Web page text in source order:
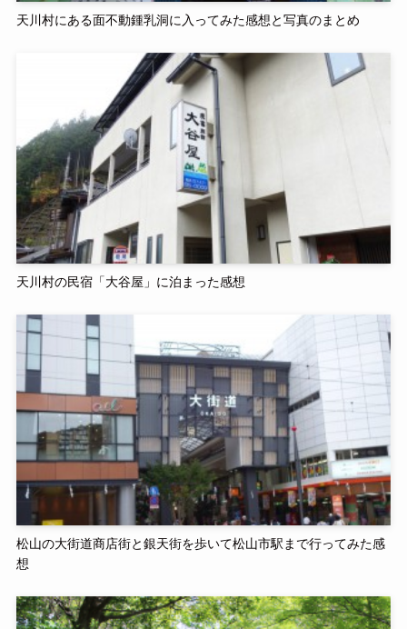
天川村にある面不動鍾乳洞に入ってみた感想と写真のまとめ
天川村の民宿「大谷屋」に泊まった感想
松山の大街道商店街と銀天街を歩いて松山市駅まで行ってみた感
想